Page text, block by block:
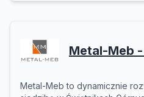
Metal-Meb
Metal-Meb to dynamicznie